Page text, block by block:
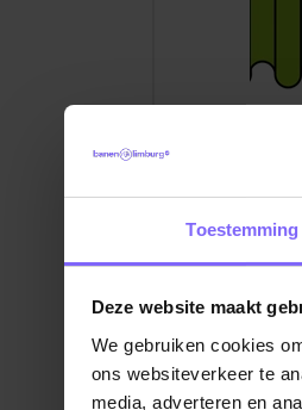
Toestemming
Deze website maakt
We gebruiken cookies
ons websiteverkeer te
media, adverteren en
vier
op